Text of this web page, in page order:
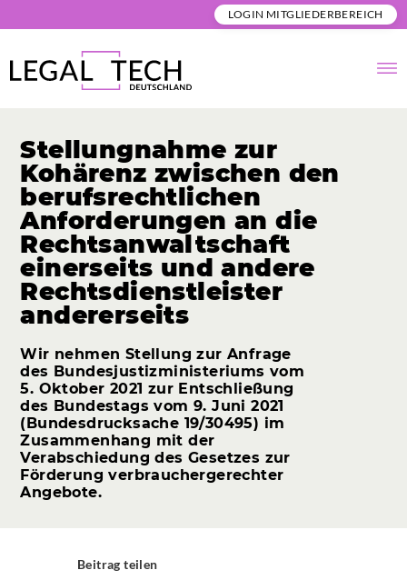
LOGIN MITGLIEDERBEREICH
Stellungnahme zur
Kohärenz zwischen den
berufsrechtlichen
Anforderungen an die
Rechtsanwaltschaft
einerseits und andere
Rechtsdienstleister
andererseits
Wir nehmen Stellung zur Anfrage
des Bundesjustizministeriums vom
5. Oktober 2021 zur Entschließung
des Bundestags vom 9. Juni 2021
(Bundesdrucksache 19/30495) im
Zusammenhang mit der
Verabschiedung des Gesetzes zur
Förderung verbrauchergerechter
Angebote.
Beitrag teilen